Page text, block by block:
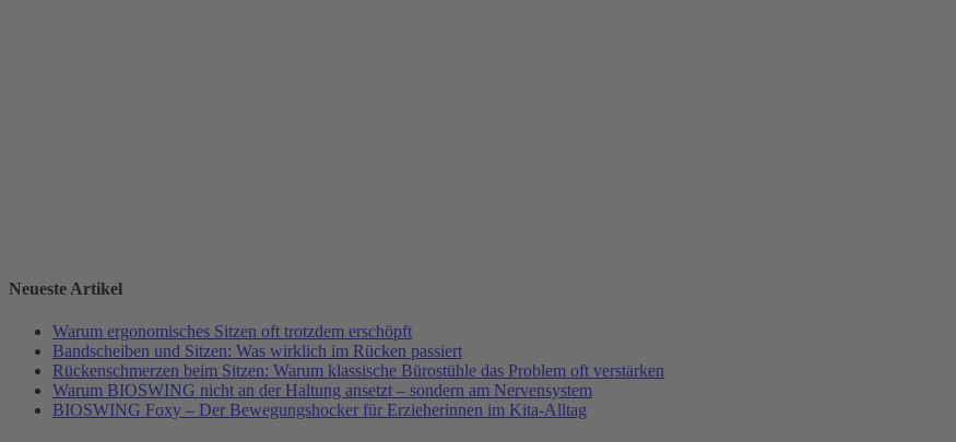
Neueste Artikel
Warum ergonomisches Sitzen oft trotzdem erschöpft
Bandscheiben und Sitzen: Was wirklich im Rücken passiert
Rückenschmerzen beim Sitzen: Warum klassische Bürostühle das Problem oft verstärken
Warum BIOSWING nicht an der Haltung ansetzt – sondern am Nervensystem
BIOSWING Foxy – Der Bewegungshocker für Erzieherinnen im Kita-Alltag